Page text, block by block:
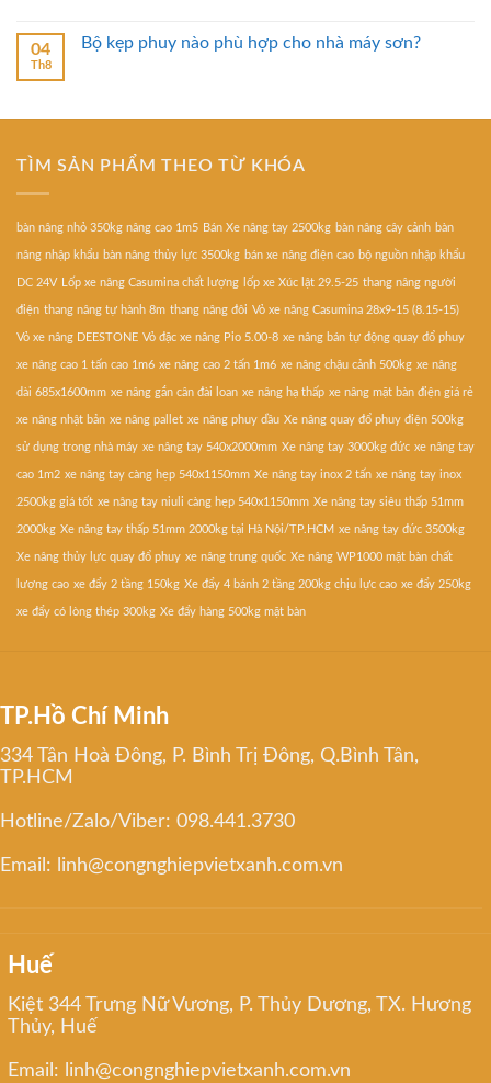
04
Th8
Bộ kẹp phuy nào phù hợp cho nhà máy sơn?
TÌM SẢN PHẨM THEO TỪ KHÓA
bàn nâng nhỏ 350kg nâng cao 1m5 Bán Xe nâng tay 2500kg bàn nâng cây cảnh bàn
nâng nhập khẩu bàn nâng thủy lực 3500kg bán xe nâng điện cao bộ nguồn nhập khẩu
DC 24V Lốp xe nâng Casumina chất lượng lốp xe Xúc lật 29.5-25 thang nâng người
điện thang nâng tự hành 8m thang nâng đôi Vỏ xe nâng Casumina 28x9-15 (8.15-15)
Vỏ xe nâng DEESTONE Vỏ đặc xe nâng Pio 5.00-8 xe nâng bán tự động quay đổ phuy
xe nâng cao 1 tấn cao 1m6 xe nâng cao 2 tấn 1m6 xe nâng chậu cảnh 500kg xe nâng
dài 685x1600mm xe nâng gắn cân đài loan xe nâng hạ thấp xe nâng mặt bàn điện giá rẻ
xe nâng nhật bản xe nâng pallet xe nâng phuy dầu Xe nâng quay đổ phuy điện 500kg
sử dụng trong nhà máy xe nâng tay 540x2000mm Xe nâng tay 3000kg đức xe nâng tay
cao 1m2 xe nâng tay càng hẹp 540x1150mm Xe nâng tay inox 2 tấn xe nâng tay inox
2500kg giá tốt xe nâng tay niuli càng hẹp 540x1150mm Xe nâng tay siêu thấp 51mm
2000kg Xe nâng tay thấp 51mm 2000kg tại Hà Nội/TP.HCM xe nâng tay đức 3500kg
Xe nâng thủy lực quay đổ phuy xe nâng trung quốc Xe nâng WP1000 mặt bàn chất
lượng cao xe đẩy 2 tầng 150kg Xe đẩy 4 bánh 2 tầng 200kg chịu lực cao xe đẩy 250kg
xe đẩy có lòng thép 300kg Xe đẩy hàng 500kg mặt bàn
TP.Hồ Chí Minh
334 Tân Hoà Đông, P. Bình Trị Đông, Q.Bình Tân,
TP.HCM
Hotline/Zalo/Viber: 098.441.3730
Email: linh@congnghiepvietxanh.com.vn
Huế
Kiệt 344 Trưng Nữ Vương, P. Thủy Dương, TX. Hương
Thủy, Huế
Email: linh@congnghiepvietxanh.com.vn